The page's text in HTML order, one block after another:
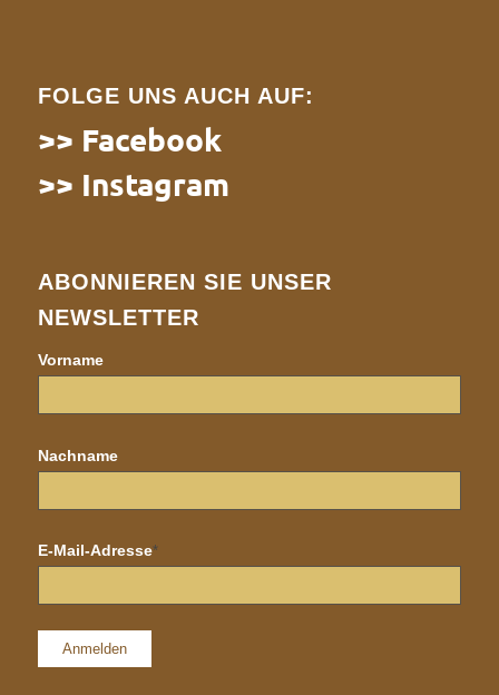
FOLGE UNS AUCH AUF:
>> Facebook
>> Instagram
ABONNIEREN SIE UNSER
NEWSLETTER
Vorname
Nachname
E-Mail-Adresse*